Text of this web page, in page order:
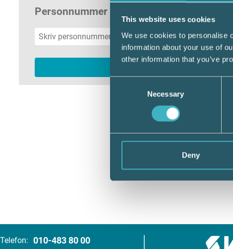
This website uses cookies
We use cookies to personalise
information about your use of
other information that you’ve
Necessary
Deny
Personnummer
Telefon: 010-483 80 00